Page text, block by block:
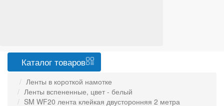
Каталог товаров
Ленты в короткой намотке
Ленты вспененные, цвет - белый
SM WF20 лента клейкая двусторонняя 2 метра